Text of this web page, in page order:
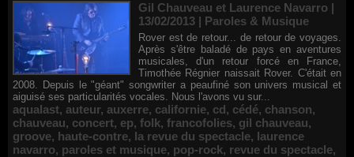
Gil Chauveau et Laurence Navarro |
13/02/2013 | Paroles & Musique
Rover est de retour... de retour de voyages.
Après s'être baladé de pays en aventures
musicales, d'un retour forcé en France,
Timothée Régnier naissait Rover. C'était en
2008. Depuis le "géant" songwriter a peaufiné son univers musical et
aiguisé ses particularités vocales. Nous l'avons vu sur...
aqualast, auteur, auxerre, californie, cd, cédé, chanson,
chauveau, concert, ep, folk, francofolies, gil chauveau,
groove, haute-contre, la revue du spectacle, laurence
navarro, paroles et musique, pop-rock, revue du spectacle,